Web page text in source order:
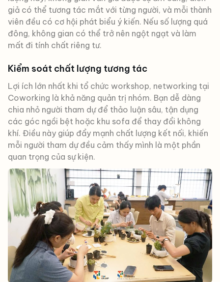
giả có thể tương tác mắt với từng người, và mỗi thành
viên đều có cơ hội phát biểu ý kiến. Nếu số lượng quá
đông, không gian có thể trở nên ngột ngạt và làm
mất đi tính chất riêng tư.
Kiểm soát chất lượng tương tác
Lợi ích lớn nhất khi tổ chức workshop, networking tại
Coworking là khả năng quản trị nhóm. Bạn dễ dàng
chia nhỏ người tham dự để thảo luận sâu, tận dụng
các góc ngồi bệt hoặc khu sofa để thay đổi không
khí. Điều này giúp đẩy mạnh chất lượng kết nối, khiến
mỗi người tham dự đều cảm thấy mình là một phần
quan trọng của sự kiện.